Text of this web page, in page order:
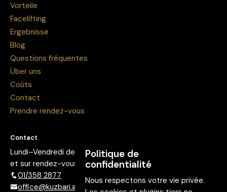
Vorteile
Facelifting
Ergebnisse
Blog
Questions fréquentes
Über uns
Coûts
Contact
Prendre rendez-vous
Contact
Lundi–Vendredi de 8h à 18h
et sur rendez-vous individuel.
01/358 2877
office@kuzbari.at
Politique de
confidentialité
Nous respectons votre vie privée.